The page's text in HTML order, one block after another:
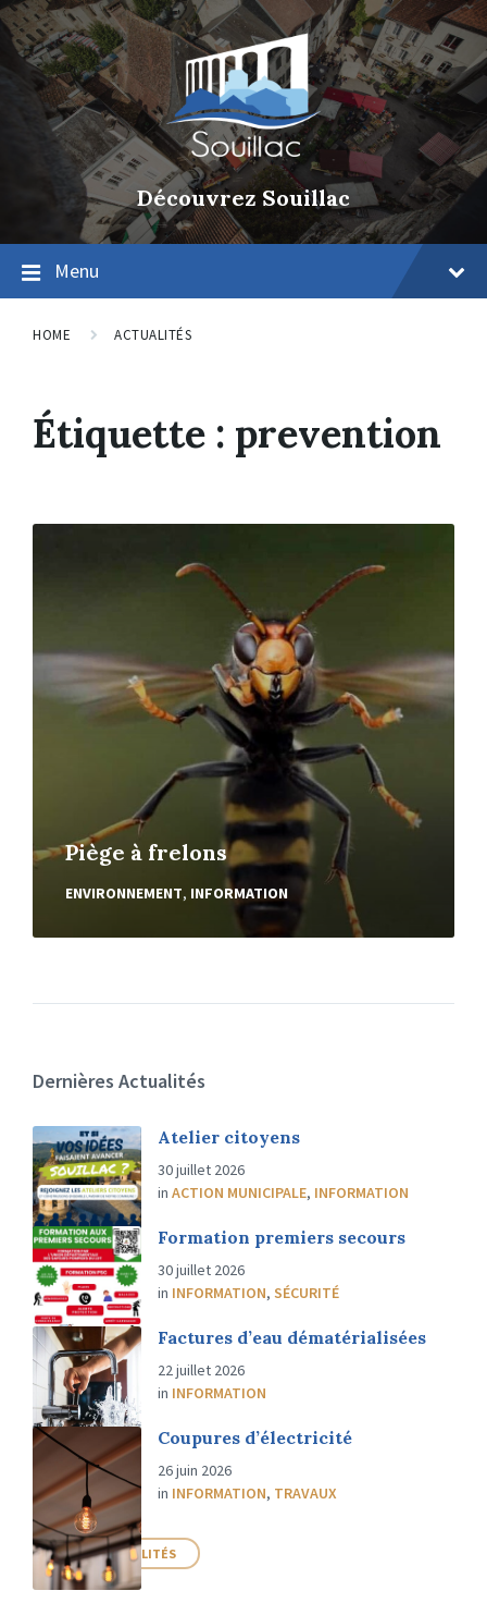
Découvrez Souillac
Menu
HOME ACTUALITÉS
Étiquette : prevention
Piège à frelons
ENVIRONNEMENT, INFORMATION
En
Dernières Actualités
Atelier citoyens
30 juillet 2026
in ACTION MUNICIPALE, INFORMATION
Formation premiers secours
30 juillet 2026
in INFORMATION, SÉCURITÉ
Factures d’eau dématérialisées
22 juillet 2026
in INFORMATION
Coupures d’électricité
26 juin 2026
in INFORMATION, TRAVAUX
PLUS D'ACTUALITÉS